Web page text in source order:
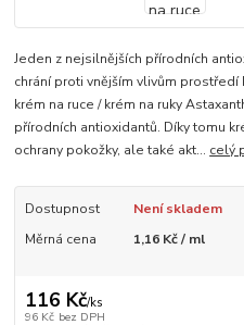
Jeden z nejsilnějších přírodních
chrání proti vnějším vlivům prostředí
krém na ruce / krém na ruky
přírodních antioxidantů. Díky tomu
ochrany pokožky, ale také akt... celý
Dostupnost
Není skladem
Měrná cena
1,16 Kč / ml
116 Kč/ks
96 Kč bez DPH